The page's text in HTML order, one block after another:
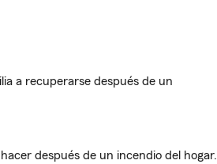
a recuperarse después de un
después de un incendio del hogar.